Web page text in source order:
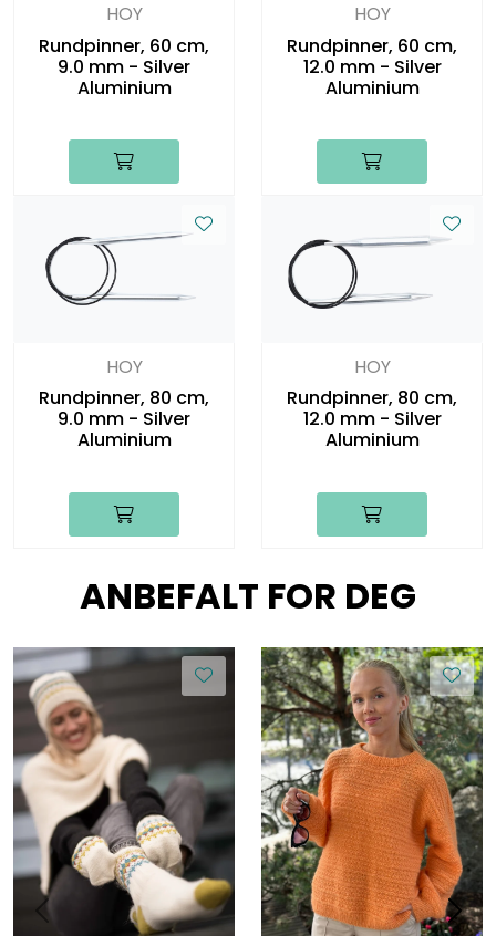
HOY
Rundpinner, 60 cm,
9.0 mm - Silver
Aluminium
HOY
Rundpinner, 60 cm,
12.0 mm - Silver
Aluminium
HOY
Rundpinner, 80 cm,
9.0 mm - Silver
Aluminium
HOY
Rundpinner, 80 cm,
12.0 mm - Silver
Aluminium
ANBEFALT FOR DEG